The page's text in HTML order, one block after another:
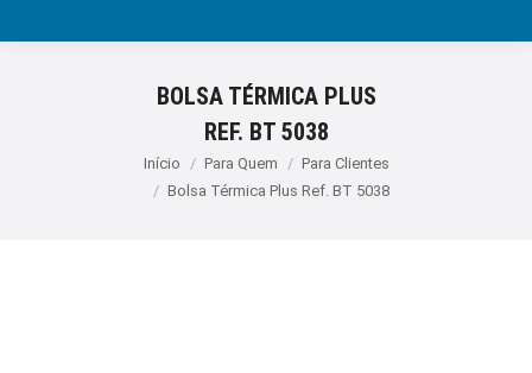
BOLSA TÉRMICA PLUS
REF. BT 5038
Você está aqui:Início Para Quem
Para Clientes
Bolsa Térmica Plus Ref. BT 5038